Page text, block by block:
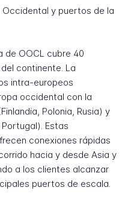
y puertos de la
de OOCL cubre 40
continente. La
intra-europeos
occidental con la
Polonia, Rusia) y
Estas
conexiones rápidas
hacia y desde Asia y
a los clientes alcanzar
puertos de escala.